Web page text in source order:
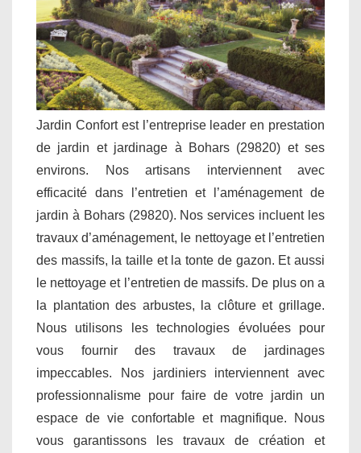
Jardin Confort est l’entreprise leader en prestation
de jardin et jardinage à Bohars (29820) et ses
environs. Nos artisans interviennent avec
efficacité dans l’entretien et l’aménagement de
jardin à Bohars (29820). Nos services incluent les
travaux d’aménagement, le nettoyage et l’entretien
des massifs, la taille et la tonte de gazon. Et aussi
le nettoyage et l’entretien de massifs. De plus on a
la plantation des arbustes, la clôture et grillage.
Nous utilisons les technologies évoluées pour
vous fournir des travaux de jardinages
impeccables. Nos jardiniers interviennent avec
professionnalisme pour faire de votre jardin un
espace de vie confortable et magnifique. Nous
vous garantissons les travaux de création et